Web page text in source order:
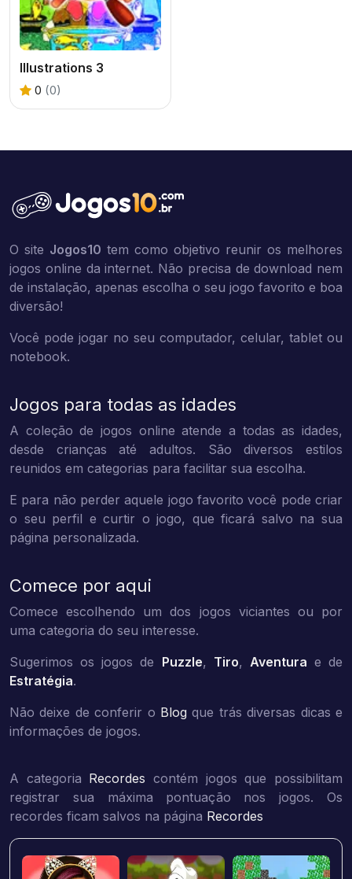
Illustrations 3
0 (0)
O site Jogos10 tem como objetivo reunir os melhores
jogos online da internet. Não precisa de download nem
de instalação, apenas escolha o seu jogo favorito e boa
diversão!
Você pode jogar no seu computador, celular, tablet ou
notebook.
Jogos para todas as idades
A coleção de jogos online atende a todas as idades,
desde crianças até adultos. São diversos estilos
reunidos em categorias para facilitar sua escolha.
E para não perder aquele jogo favorito você pode criar
o seu perfil e curtir o jogo, que ficará salvo na sua
página personalizada.
Comece por aqui
Comece escolhendo um dos jogos viciantes ou por
uma categoria do seu interesse.
Sugerimos os jogos de Puzzle, Tiro, Aventura e de
Estratégia.
Não deixe de conferir o Blog que trás diversas dicas e
informações de jogos.
A categoria Recordes contém jogos que possibilitam
registrar sua máxima pontuação nos jogos. Os
recordes ficam salvos na página Recordes